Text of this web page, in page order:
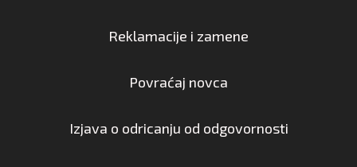
Reklamacije i zamene
Povraćaj novca
Izjava o odricanju od odgovornosti